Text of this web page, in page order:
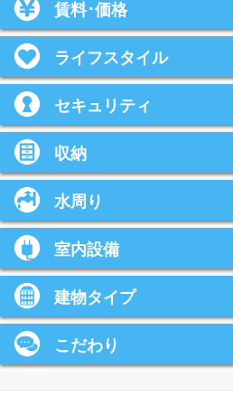
賃料･価格
ライフスタイル
セキュリティ
収納
水周り
室内設備
建物タイプ
こだわり